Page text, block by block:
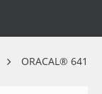
ORACAL® 641